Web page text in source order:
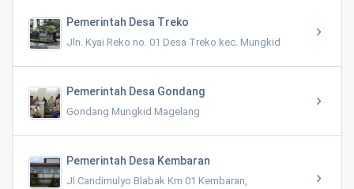
Pemerintah Desa Treko
Jln. Kyai Reko no. 01 Desa Treko kec. Mungkid
Pemerintah Desa Gondang
Gondang Mungkid Magelang
Pemerintah Desa Kembaran
Jl.Candimulyo Blabak Km 01 Kembaran,